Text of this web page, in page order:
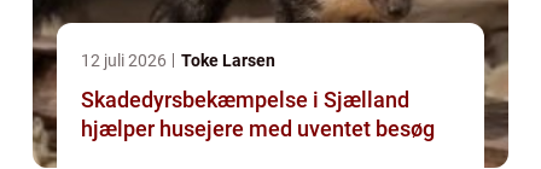
12 juli 2026 Toke Larsen
Skadedyrsbekæmpelse i Sjælland
hjælper husejere med uventet besøg